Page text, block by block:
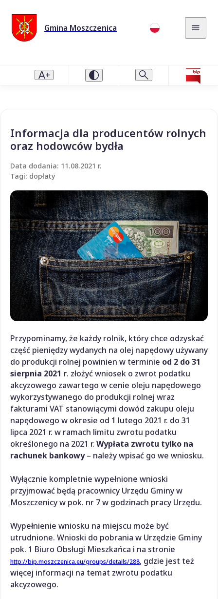
Gmina Moszczenica
Informacja dla producentów rolnych
oraz hodowców bydła
Data dodania: 11.08.2021 r.
Tagi: dopłaty
Przypominamy, że każdy rolnik, który chce odzyskać
część pieniędzy wydanych na olej napędowy używany
do produkcji rolnej powinien w terminie od 2 do 31
sierpnia 2021 r. złożyć wniosek o zwrot podatku
akcyzowego zawartego w cenie oleju napędowego
wykorzystywanego do produkcji rolnej wraz
fakturami VAT stanowiącymi dowód zakupu oleju
napędowego w okresie od 1 lutego 2021 r. do 31
lipca 2021 r. w ramach limitu zwrotu podatku
określonego na 2021 r. Wypłata zwrotu tylko na
rachunek bankowy– należy wpisać go we wniosku.
Wyłącznie kompletnie wypełnione wnioski
przyjmować będą pracownicy Urzędu Gminy w
Moszczenicy w pok. nr 7 w godzinach pracy Urzędu.
Wypełnienie wniosku na miejscu może być
utrudnione. Wnioski do pobrania w Urzędzie Gminy
pok. 1 Biuro Obsługi Mieszkańca i na stronie
http://bip.moszczenica.eu/groups/details/288, gdzie jest też
więcej informacji na temat zwrotu podatku
akcyzowego.